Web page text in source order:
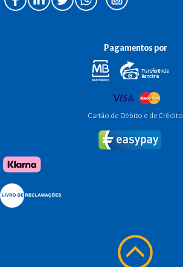
Pagamentos por
Cartão de Débito e de Crédito